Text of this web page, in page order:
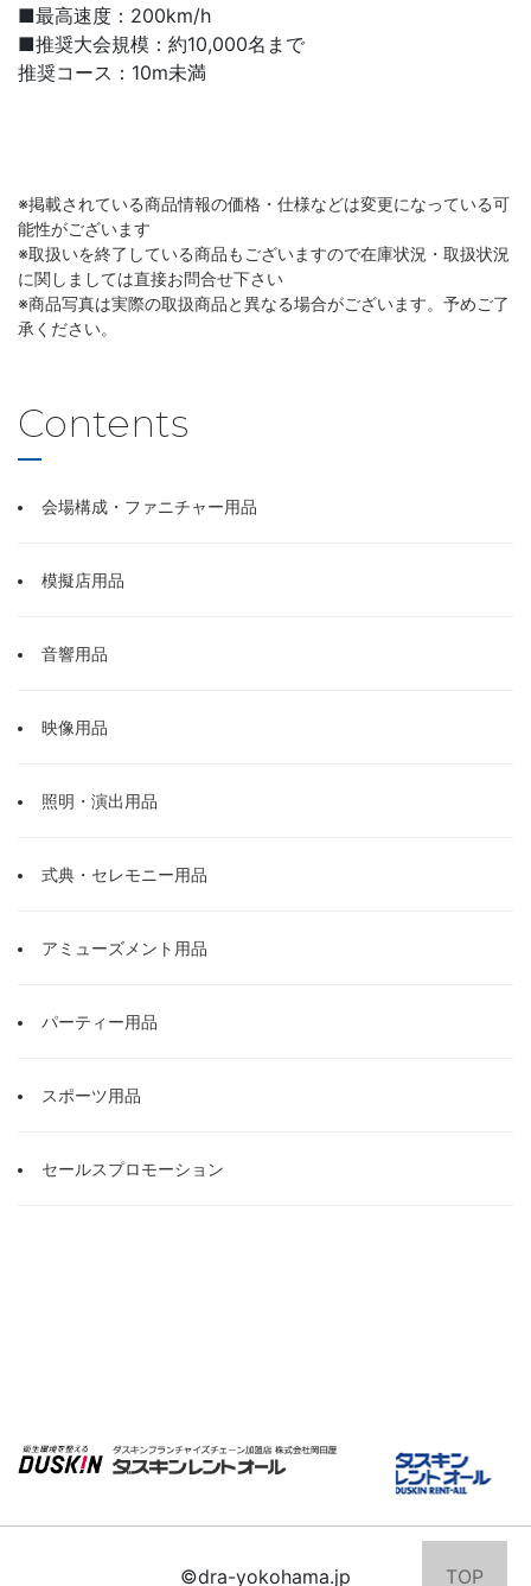
■最高速度：200km/h
■推奨大会規模：約10,000名まで
推奨コース：10m未満
※掲載されている商品情報の価格・仕様などは変更になっている可
能性がございます
※取扱いを終了している商品もございますので在庫状況・取扱状況
に関しましては直接お問合せ下さい
※商品写真は実際の取扱商品と異なる場合がございます。予めご了
承ください。
Contents
会場構成・ファニチャー用品
模擬店用品
音響用品
映像用品
照明・演出用品
式典・セレモニー用品
アミューズメント用品
パーティー用品
スポーツ用品
セールスプロモーション
©dra-yokohama.jp TOP